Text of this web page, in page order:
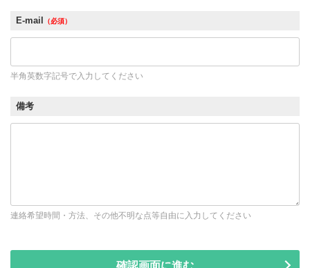
E-mail （必須）
半角英数字記号で入力してください
備考
連絡希望時間・方法、その他不明な点等自由に入力してください